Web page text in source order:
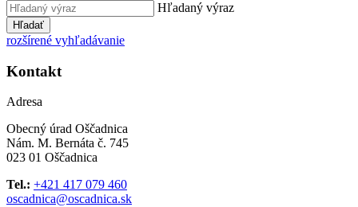
Hľadaný výraz
Hľadať
rozšírené vyhľadávanie
Kontakt
Adresa
Obecný úrad Oščadnica
Nám. M. Bernáta č. 745
023 01 Oščadnica
Tel.: +421 417 079 460
oscadnica@oscadnica.sk